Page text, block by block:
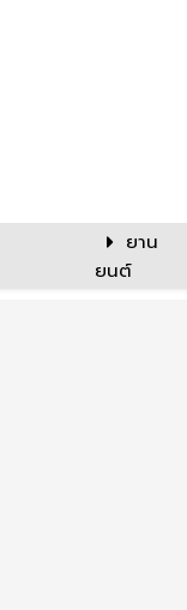
ยาน
ยนต์